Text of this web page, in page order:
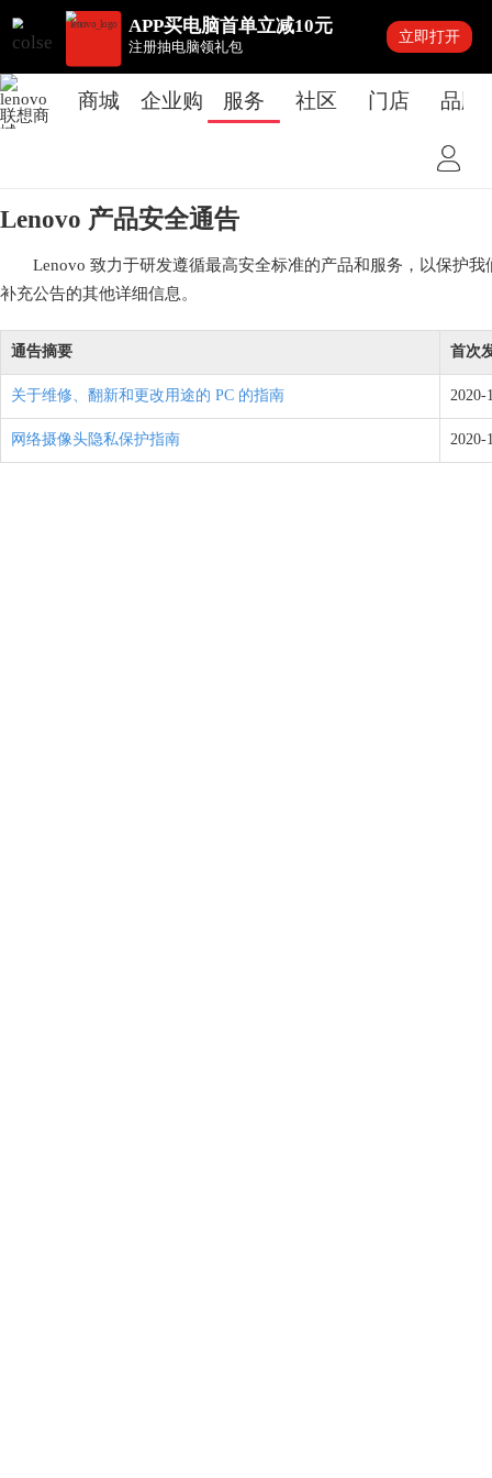
APP买电脑首单立减10元
注册抽电脑领礼包
立即打开
商城 企业购 服务 社区 门店 品牌
Lenovo 产品安全通告
Lenovo 致力于研发遵循最高安全标准的产品和服务，以保护
补充公告的其他详细信息。
通告摘要 首次
关于维修、翻新和更改用途的 PC 的指南 2020-
网络摄像头隐私保护指南 2020-